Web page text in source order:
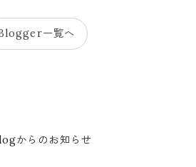
一覧へ
からのお知らせ